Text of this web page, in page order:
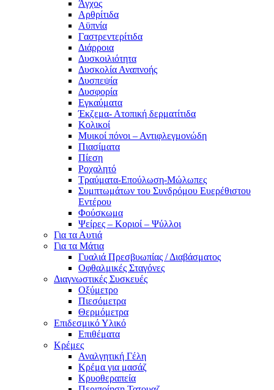
Άγχος
Αρθρίτιδα
Αϋπνία
Γαστρεντερίτιδα
Διάρροια
Δυσκοιλιότητα
Δυσκολία Αναπνοής
Δυσπεψία
Δυσφορία
Εγκαύματα
Έκζεμα- Ατοπική δερματίτιδα
Κολικοί
Μυικοί πόνοι – Αντιφλεγμονώδη
Πιασίματα
Πίεση
Ροχαλητό
Τραύματα-Επούλωση-Μώλωπες
Συμπτωμάτων του Συνδρόμου Ευερέθιστου
Εντέρου
Φούσκωμα
Ψείρες – Κοριοί – Ψύλλοι
Για τα Αυτιά
Για τα Μάτια
Γυαλιά Πρεσβυωπίας / Διαβάσματος
Οφθαλμικές Σταγόνες
Διαγνωστικές Συσκευές
Οξύμετρο
Πιεσόμετρα
Θερμόμετρα
Επιδεσμικό Υλικό
Επιθέματα
Κρέμες
Αναλγητική Γέλη
Κρέμα για μασάζ
Κρυοθεραπεία